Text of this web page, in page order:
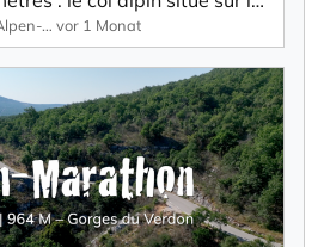
Alpenpaesse-Videos | Alpen-Marathon vor 1 Monat